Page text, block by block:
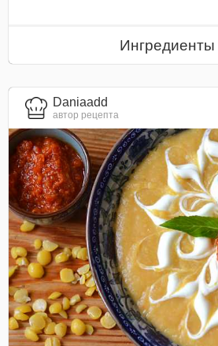
Ингредиенты
Daniaadd
автор рецепта